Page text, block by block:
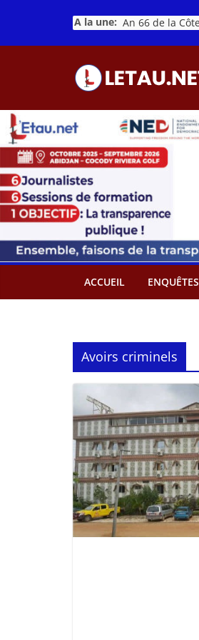
contenu
A la une:
ACCUEIL ENQUÊTES
Avoirs criminels